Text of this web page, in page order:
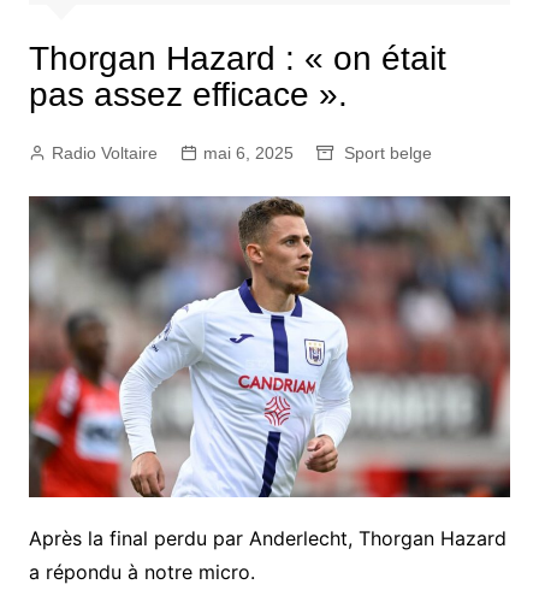
Thorgan Hazard : « on était
pas assez efficace ».
Radio Voltaire mai 6, 2025 Sport belge
Après la final perdu par Anderlecht, Thorgan Hazard
a répondu à notre micro.